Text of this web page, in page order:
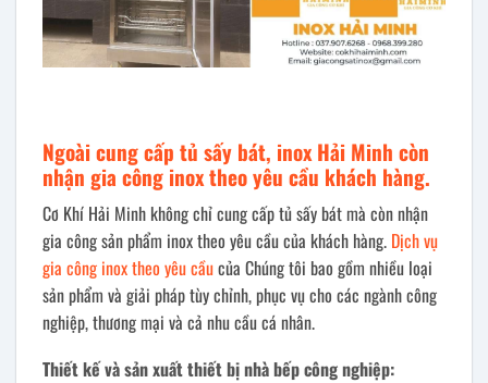
Ngoài cung cấp tủ sấy bát, inox Hải Minh còn
nhận gia công inox theo yêu cầu khách hàng.
Cơ Khí Hải Minh không chỉ cung cấp tủ sấy bát mà còn nhận
gia công sản phẩm inox theo yêu cầu của khách hàng. Dịch vụ
gia công inox theo yêu cầucủa Chúng tôi bao gồm nhiều loại
sản phẩm và giải pháp tùy chỉnh, phục vụ cho các ngành công
nghiệp, thương mại và cả nhu cầu cá nhân.
Thiết kế và sản xuất thiết bị nhà bếp công nghiệp: